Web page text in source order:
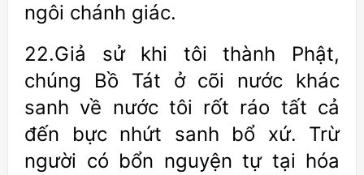
ngôi chánh giác.
22.Giả sử khi tôi thành Phật,
chúng Bồ Tát ở cõi nước khác
sanh về nước tôi rốt ráo tất cả
đến bực nhứt sanh bổ xứ. Trừ
người có bổn nguyện tự tại hóa